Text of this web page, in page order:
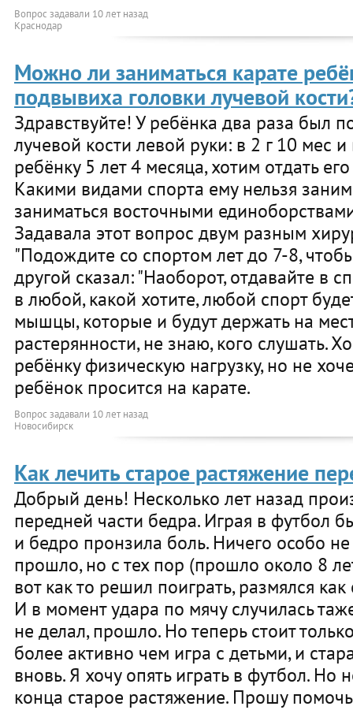
Вопрос задавали 10 лет назад
Краснодар
Можно ли заниматься карате
подвывиха головки лучевой
Здравствуйте! У ребёнка два раза был
лучевой кости левой руки: в 2 г 10 мес и
ребёнку 5 лет 4 месяца, хотим отдать
Какими видами спорта ему нельзя
заниматься восточными
Задавала этот вопрос двум разным
"Подождите со спортом лет до 7-8,
другой сказал: "Наоборот, отдавайте в
в любой, какой хотите, любой спорт
мышцы, которые и будут держать на
растерянности, не знаю, кого слушать.
ребёнку физическую нагрузку, но не
ребёнок просится на карате.
Вопрос задавали 10 лет назад
Новосибирск
Как лечить старое растяжение
Добрый день! Несколько лет назад
передней части бедра. Играя в футбол
и бедро пронзила боль. Ничего особо
прошло, но с тех пор (прошло около 8
вот как то решил поиграть, размялся как
И в момент удара по мячу случилась
не делал, прошло. Но теперь стоит
более активно чем игра с детьми, и
вновь. Я хочу опять играть в футбол. Но
конца старое растяжение. Прошу